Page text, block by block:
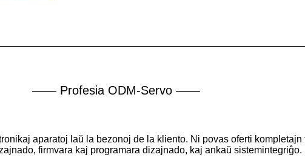
—— Profesia ODM-Servo ——
aparatoj laŭ la bezonoj de la kliento. Ni povas oferti
firmvara kaj programara dizajnado, kaj ankaŭ sistemintegriĝo.